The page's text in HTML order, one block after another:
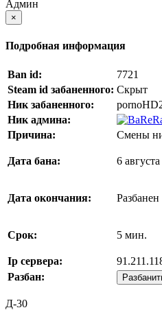
Админ
×
Подробная информация
Ban id:
7721
Steam id забаненного: Скрыт
Ник забаненного:
Ник админа:
Причина: Смены
Дата бана: 6
Дата окончания: Разбанен
Срок: 5 мин.
Ip сервера:
Разбан:
Д-30